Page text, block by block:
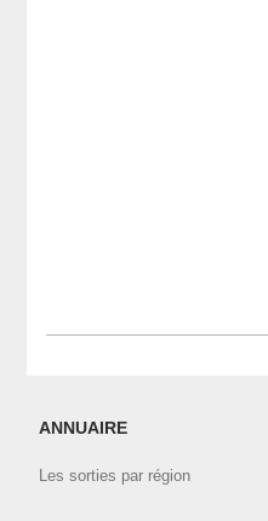
ANNUAIRE
Les sorties par région